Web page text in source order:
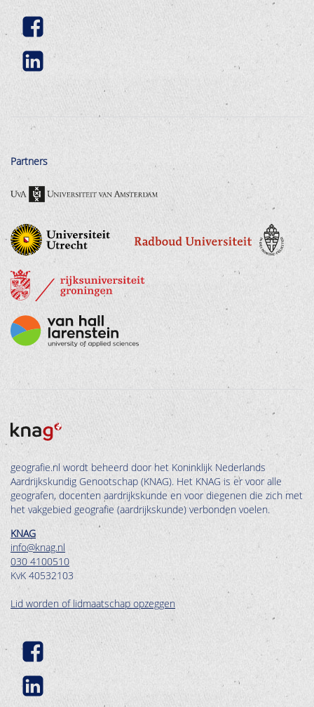
Partners
geografie.nl wordt beheerd door het Koninklijk Nederlands
Aardrijkskundig Genootschap (KNAG). Het KNAG is er voor alle
geografen, docenten aardrijkskunde en voor diegenen die zich met
het vakgebied geografie (aardrijkskunde) verbonden voelen.
KNAG
info@knag.nl
030 4100510
KvK 40532103
Lid worden of lidmaatschap opzeggen